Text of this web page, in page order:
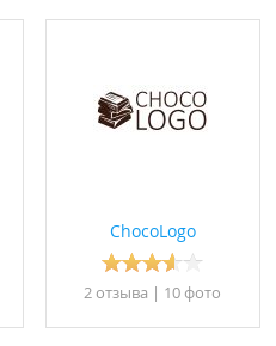
ChocoLogo
2 отзывa | 10 фото